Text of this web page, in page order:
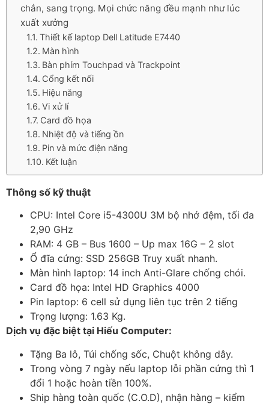
chắn, sang trọng. Mọi chức năng đều mạnh như lúc
xuất xưởng
Thiết kế laptop Dell Latitude E7440
Màn hình
Bàn phím Touchpad và Trackpoint
Cổng kết nối
Hiệu năng
Vi xử lí
Card đồ họa
Nhiệt độ và tiếng ồn
Pin và mức điện năng
Kết luận
Thông số kỹ thuật
CPU: Intel Core i5-4300U 3M bộ nhớ đệm, tối đa
2,90 GHz
RAM: 4 GB – Bus 1600 – Up max 16G – 2 slot
Ổ đĩa cứng: SSD 256GB Truy xuất nhanh.
Màn hình laptop: 14 inch Anti-Glare chống chói.
Card đồ họa: Intel HD Graphics 4000
Pin laptop: 6 cell sử dụng liên tục trên 2 tiếng
Trọng lượng: 1.63 Kg.
Dịch vụ đặc biệt tại Hiếu Computer:
Tặng Ba lô, Túi chống sốc, Chuột không dây.
Trong vòng 7 ngày nếu laptop lỗi phần cứng thì 1
đổi 1 hoặc hoàn tiền 100%.
Ship hàng toàn quốc (C.O.D), nhận hàng – kiểm